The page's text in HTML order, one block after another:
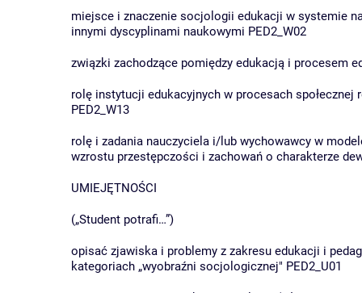
miejsce i znaczenie socjologii edukacji w systemie
innymi dyscyplinami naukowymi PED2_W02
związki zachodzące pomiędzy edukacją i procesem
rolę instytucji edukacyjnych w procesach
PED2_W13
rolę i zadania nauczyciela i/lub wychowawcy w
wzrostu przestępczości i zachowań o charakterze
UMIEJĘTNOŚCI
(„Student potrafi…”)
opisać zjawiska i problemy z zakresu edukacji i
kategoriach „wyobraźni socjologicznej" PED2_U01